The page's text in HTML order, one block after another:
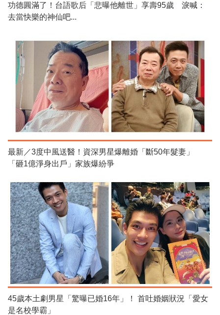
功德圓滿了！台語歌后「悲曝他離世」享壽95歲 淚喊：
去當快樂的神仙吧...
最新／3度中風送醫！資深男星爆離婚「斷50年髮妻」
「砸1億淨身出戶」家族爆紛爭
45歲本土劇男星「驚曝已婚16年」！ 首吐婚姻狀況「愛女
是名校學霸」